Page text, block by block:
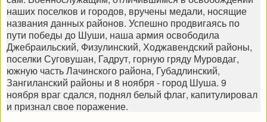
наших поселков и городов, вручены медали, носящие
названия данных районов. Успешно продвигаясь по
пути победы до Шуши, наша армия освободила
Джебраильский, Физулинский, Ходжавендский районы,
поселки Суговушан, Гадрут, горную гряду Муровдаг,
южную часть Лачинского района, Губадлинский,
Зангиланский районы и 8 ноября - город Шуша. 9
ноября враг сдался, поднял белый флаг, капитулировал
и признал свое поражение.